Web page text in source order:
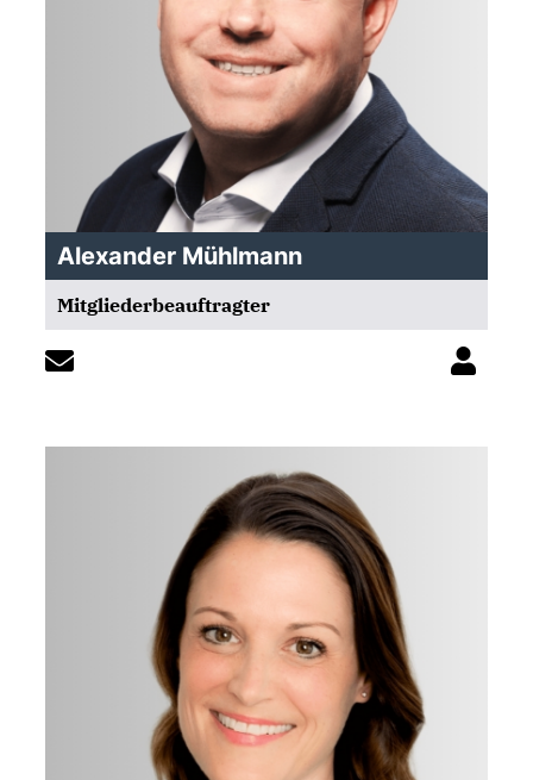
Alexander Mühlmann
Mitgliederbeauftragter